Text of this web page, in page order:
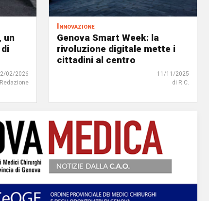
un
02/2026
Innovazione
Genova Smart Week: la
rivoluzione digitale mette i
cittadini al centro
11/11/2025
di R.C.